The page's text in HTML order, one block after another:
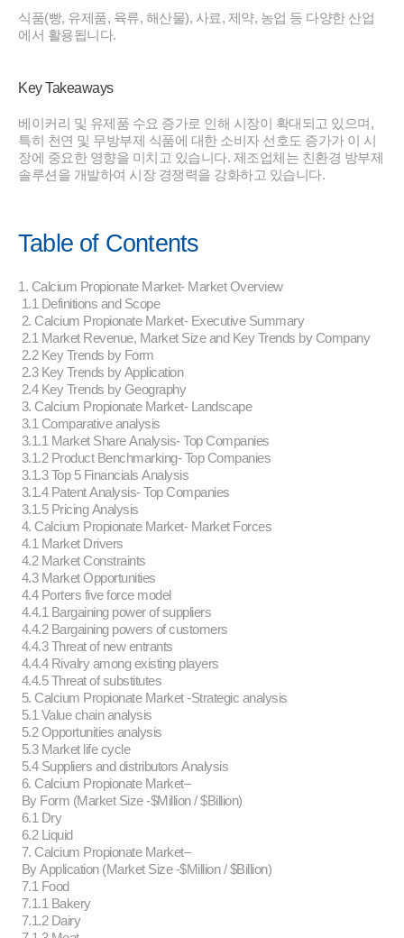
식품(빵, 유제품, 육류, 해산물), 사료, 제약, 농업 등 다양한 산업
에서 활용됩니다.
Key Takeaways
베이커리 및 유제품 수요 증가로 인해 시장이 확대되고 있으며,
특히 천연 및 무방부제 식품에 대한 소비자 선호도 증가가 이 시
장에 중요한 영향을 미치고 있습니다. 제조업체는 친환경 방부제
솔루션을 개발하여 시장 경쟁력을 강화하고 있습니다.
Table of Contents
1. Calcium Propionate Market- Market Overview
1.1 Definitions and Scope
2. Calcium Propionate Market- Executive Summary
2.1 Market Revenue, Market Size and Key Trends by Company
2.2 Key Trends by Form
2.3 Key Trends by Application
2.4 Key Trends by Geography
3. Calcium Propionate Market- Landscape
3.1 Comparative analysis
3.1.1 Market Share Analysis- Top Companies
3.1.2 Product Benchmarking- Top Companies
3.1.3 Top 5 Financials Analysis
3.1.4 Patent Analysis- Top Companies
3.1.5 Pricing Analysis
4. Calcium Propionate Market- Market Forces
4.1 Market Drivers
4.2 Market Constraints
4.3 Market Opportunities
4.4 Porters five force model
4.4.1 Bargaining power of suppliers
4.4.2 Bargaining powers of customers
4.4.3 Threat of new entrants
4.4.4 Rivalry among existing players
4.4.5 Threat of substitutes
5. Calcium Propionate Market -Strategic analysis
5.1 Value chain analysis
5.2 Opportunities analysis
5.3 Market life cycle
5.4 Suppliers and distributors Analysis
6. Calcium Propionate Market–
By Form (Market Size -$Million / $Billion)
6.1 Dry
6.2 Liquid
7. Calcium Propionate Market–
By Application (Market Size -$Million / $Billion)
7.1 Food
7.1.1 Bakery
7.1.2 Dairy